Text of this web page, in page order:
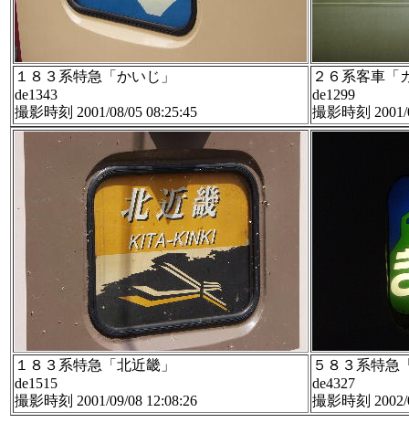
１８３系特急「かいじ」
de1343
撮影時刻 2001/08/05 08:25:45
２６系客車「
de1299
撮影時刻 2001/
１８３系特急「北近畿」
de1515
撮影時刻 2001/09/08 12:08:26
５８３系特急
de4327
撮影時刻 2002/